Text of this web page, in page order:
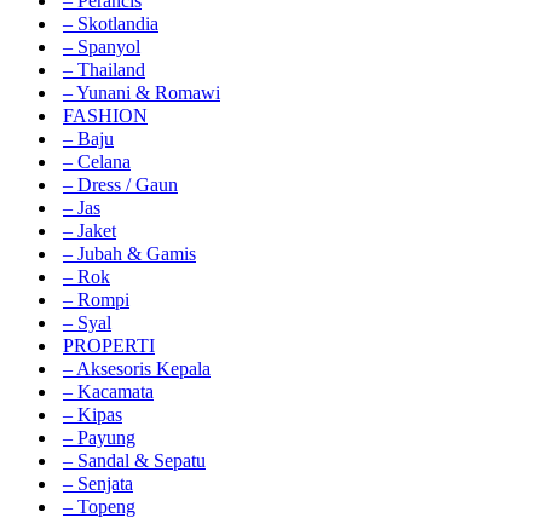
– Skotlandia
– Spanyol
– Thailand
– Yunani & Romawi
FASHION
– Baju
– Celana
– Dress / Gaun
– Jas
– Jaket
– Jubah & Gamis
– Rok
– Rompi
– Syal
PROPERTI
– Aksesoris Kepala
– Kacamata
– Kipas
– Payung
– Sandal & Sepatu
– Senjata
– Topeng